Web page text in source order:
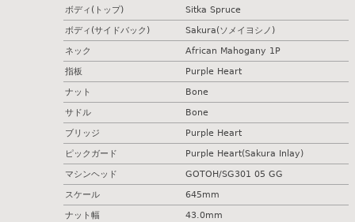
ボディ(トップ)
Sitka Spruce
ボディ(サイドバック)
Sakura(ソメイヨシノ)
ネック
African Mahogany 1P
指板
Purple Heart
ナット
Bone
サドル
Bone
ブリッジ
Purple Heart
ピックガード
Purple Heart(Sakura Inlay)
マシンヘッド
GOTOH/SG301 05 GG
スケール
645mm
ナット幅
43.0mm